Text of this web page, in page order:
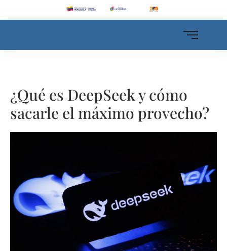
¿Qué es DeepSeek y cómo
sacarle el máximo provecho?